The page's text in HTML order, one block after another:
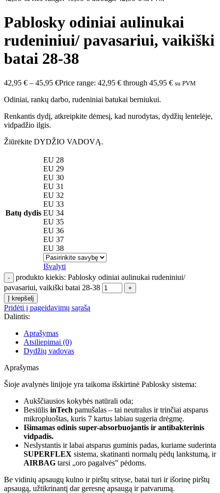
Pablosky odiniai aulinukai
rudeniniui/ pavasariui, vaikiški
batai 28-38
42,95 € – 45,95 €Price range: 42,95 € through 45,95 € su PVM
Odiniai, rankų darbo, rudeniniai batukai berniukui.
Renkantis dydį, atkreipkite dėmesį, kad nurodytas, dydžių lentelėje,
vidpadžio ilgis.
Žiūrėkite DYDŽIO VADOVĄ.
Batų dydis
EU 28
EU 29
EU 30
EU 31
EU 32
EU 33
EU 34
EU 35
EU 36
EU 37
EU 38
Išvalyti
produkto kiekis: Pablosky odiniai aulinukai rudeniniui/
pavasariui, vaikiški batai 28-38
Į krepšelį
Pridėti į pageidavimų sąrašą
Dalintis:
Aprašymas
Atsiliepimai (0)
Dydžių vadovas
Aprašymas
Šioje avalynės linijoje yra taikoma išskirtinė Pablosky sistema:
Aukščiausios kokybės natūrali oda;
Besiūlis inTech pamušalas – tai neutralus ir trinčiai atsparus
mikropluoštas, kuris 7 kartus labiau sugeria drėgmę.
Išimamas odinis super-absorbuojantis ir antibakterinis
vidpadis.
Neslystantis ir labai atsparus guminis padas, kuriame suderinta
SUPERFLEX sistema, skatinanti normalų pėdų lankstumą, ir
AIRBAG tarsi „oro pagalvės” pėdoms.
Be vidinių apsaugų kulno ir pirštų srityse, batai turi ir išorinę pirštų
apsaugą, užtikrinantį dar geresnę apsaugą ir patvarumą.